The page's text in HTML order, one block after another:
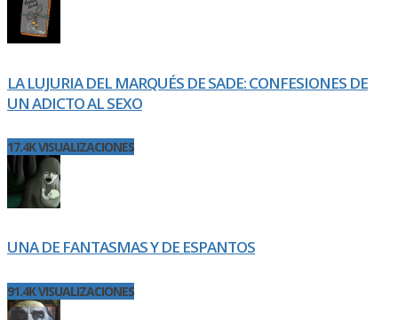
LA LUJURIA DEL MARQUÉS DE SADE: CONFESIONES DE
UN ADICTO AL SEXO
17.4K VISUALIZACIONES
UNA DE FANTASMAS Y DE ESPANTOS
91.4K VISUALIZACIONES